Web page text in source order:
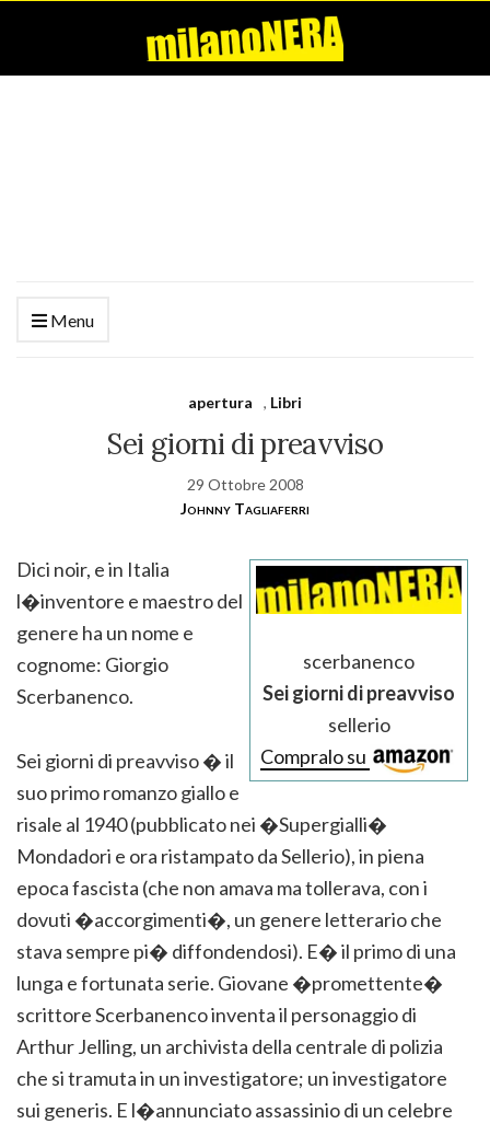
Menu
apertura , Libri
Sei giorni di preavviso
29 Ottobre 2008
Johnny Tagliaferri
scerbanenco
Sei giorni di preavviso
sellerio
Compralo su
Dici noir, e in Italia
l�inventore e maestro del
genere ha un nome e
cognome: Giorgio
Scerbanenco.
Sei giorni di preavviso � il
suo primo romanzo giallo e
risale al 1940 (pubblicato nei �Supergialli�
Mondadori e ora ristampato da Sellerio), in piena
epoca fascista (che non amava ma tollerava, con i
dovuti �accorgimenti�, un genere letterario che
stava sempre pi� diffondendosi). E� il primo di una
lunga e fortunata serie. Giovane �promettente�
scrittore Scerbanenco inventa il personaggio di
Arthur Jelling, un archivista della centrale di polizia
che si tramuta in un investigatore; un investigatore
sui generis. E l�annunciato assassinio di un celebre